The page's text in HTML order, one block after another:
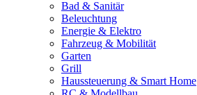
Bad & Sanitär
Beleuchtung
Energie & Elektro
Fahrzeug & Mobilität
Garten
Grill
Haussteuerung & Smart Home